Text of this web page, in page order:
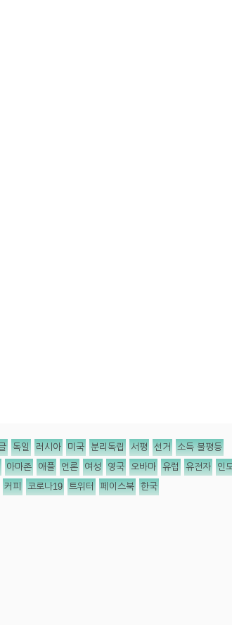
독일 러시아 미국 분리독립 서평 선거 소득 불평등
아마존 애플 언론 여성 영국 오바마 유럽 유전자 인
커피 코로나19 트위터 페이스북 한국